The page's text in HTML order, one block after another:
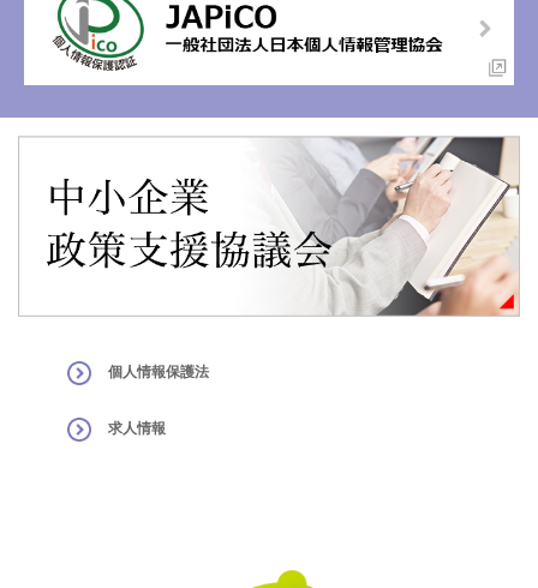
個人情報保護法
求人情報